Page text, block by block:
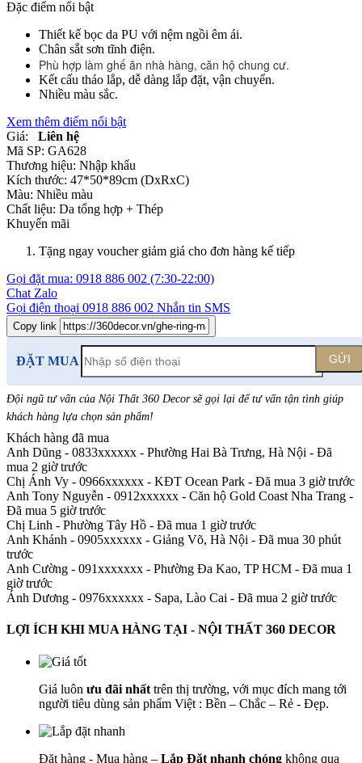
Đặc điểm nổi bật
Thiết kế bọc da PU với nệm ngồi êm ái.
Chân sắt sơn tĩnh điện.
Phù hợp làm ghế ăn nhà hàng, căn hộ chung cư.
Kết cấu tháo lắp, dễ dàng lắp đặt, vận chuyển.
Nhiều màu sắc.
Xem thêm điểm nổi bật
Giá:
Liên hệ
Mã SP: GA628
Thương hiệu: Nhập khẩu
Kích thước: 47*50*89cm (DxRxC)
Màu: Nhiều màu
Chất liệu: Da tổng hợp + Thép
Khuyến mãi
Tặng ngay voucher giảm giá cho đơn hàng kế tiếp
Gọi đặt mua: 0918 886 002 (7:30-22:00)
Chat Zalo
Gọi điện thoại 0918 886 002 Nhắn tin SMS
Copy link
ĐẶT MUA GỬI
Đội ngũ tư vấn của Nội Thất 360 Decor sẽ gọi lại để tư vấn tận tình giúp
khách hàng lựa chọn sản phẩm!
Khách hàng đã mua
Anh Dũng - 0833xxxxxx - Phường Hai Bà Trưng, Hà Nội - Đã
mua 2 giờ trước
Chị Ánh Vy - 0966xxxxxx - KĐT Ocean Park - Đã mua 3 giờ trước
Anh Tony Nguyễn - 0912xxxxxx - Căn hộ Gold Coast Nha Trang -
Đã mua 5 giờ trước
Chị Linh - Phường Tây Hồ - Đã mua 1 giờ trước
Anh Khánh - 0905xxxxxx - Giảng Võ, Hà Nội - Đã mua 30 phút
trước
Anh Cường - 091xxxxxxx - Phường Đa Kao, TP HCM - Đã mua 1
giờ trước
Ánh Dương - 0976xxxxxx - Sapa, Lào Cai - Đã mua 2 giờ trước
LỢI ÍCH KHI MUA HÀNG TẠI - NỘI THẤT 360 DECOR
Giá luôn ưu đãi nhất trên thị trường, với mục đích mang tới
người tiêu dùng sản phẩm Việt : Bền – Chắc – Rẻ - Đẹp.
Đặt hàng - Mua hàng – Lắp Đặt nhanh chóng không qua